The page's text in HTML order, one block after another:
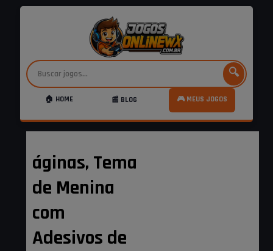
🔍
🏠 HOME 📰 BLOG 🎮 MEUS JOGOS
áginas, Tema
de Menina
com
Adesivos de